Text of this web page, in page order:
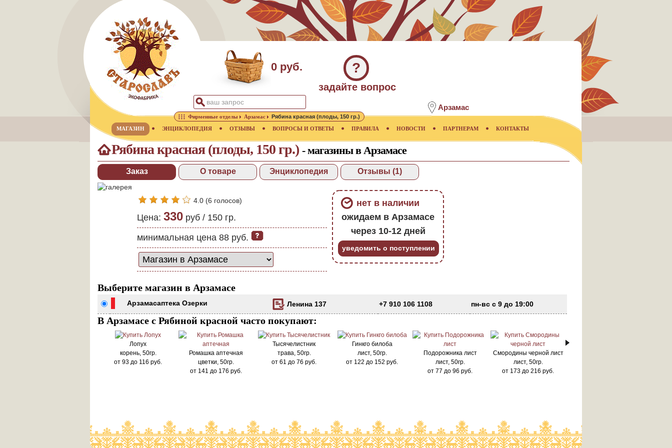
0 руб. ?
задайте вопрос
Арзамас
МАГАЗИН ЭНЦИКЛОПЕДИЯ ОТЗЫВЫ ВОПРОСЫ И ОТВЕТЫ ПРАВИЛА НОВОСТИ ПАРТНЕРАМ КОНТАКТЫ
Фирменные отделы Арзамас Рябина красная (плоды, 150 гр.)
Рябина красная (плоды, 150 гр.) - магазины в Арзамасе
Заказ О товаре Энциклопедия Отзывы (1)
4.0 (6 голосов)
Цена: 330 руб / 150 гр.
минимальная цена 88 руб.
нет в наличии
ожидаем в Арзамасе
через 10-12 дней
уведомить о поступлении
Выберите магазин в Арзамасе
Арзамасаптека Озерки Ленина 137 +7 910 106 1108 пн-вс с 9 до 19:00
В Арзамасе с Рябиной красной часто покупают:
Лопух
корень, 50гр.
от 93 до 116 руб.
Ромашка аптечная
цветки, 50гр.
от 141 до 176 руб.
Тысячелистник
трава, 50гр.
от 61 до 76 руб.
Гинкго билоба
лист, 50гр.
от 122 до 152 руб.
Подорожника лист
лист, 50гр.
от 77 до 96 руб.
Смородины черной лист
лист, 50гр.
от 173 до 216 руб.